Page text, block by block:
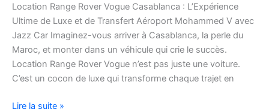
Location Range Rover Vogue Casablanca : L’Expérience
Ultime de Luxe et de Transfert Aéroport Mohammed V avec
Jazz Car Imaginez-vous arriver à Casablanca, la perle du
Maroc, et monter dans un véhicule qui crie le succès.
Location Range Rover Vogue n’est pas juste une voiture.
C’est un cocon de luxe qui transforme chaque trajet en
Location
Lire la suite »